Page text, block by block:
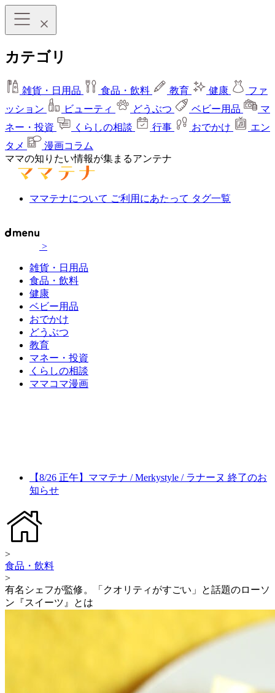
カテゴリ
雑貨・日用品 食品・飲料 教育 健康
ファ
ッション
ビューティ どうぶつ ベビー用品
マ
ネー・投資
くらしの相談 行事 おでかけ
エン
タメ
漫画コラム
ママの知りたい情報が集まるアンテナ
ママテナについて ご利用にあたって タグ一覧
>
雑貨・日用品
食品・飲料
健康
ベビー用品
おでかけ
どうぶつ
教育
マネー・投資
くらしの相談
ママコマ漫画
【8/26 正午】ママテナ / Merkystyle / ラナーヌ 終了のお
知らせ
>
食品・飲料
>
有名シェフが監修。「クオリティがすごい」と話題のローソ
ン『スイーツ』とは